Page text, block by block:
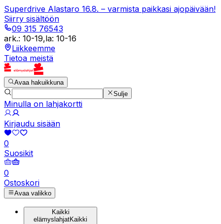
Superdrive Alastaro 16.8. – varmista paikkasi ajopäivään!
Siirry sisältöön
09 315 76543
ark.: 10-19,la: 10-16
Liikkeemme
Tietoa meistä
Avaa hakuikkuna
Sulje
Minulla on lahjakortti
Kirjaudu sisään
0
Suosikit
0
Ostoskori
Avaa valikko
Kaikki
elämyslahjatKaikki